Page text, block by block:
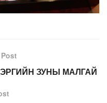
ЗУНЫ МАЛГАЙ